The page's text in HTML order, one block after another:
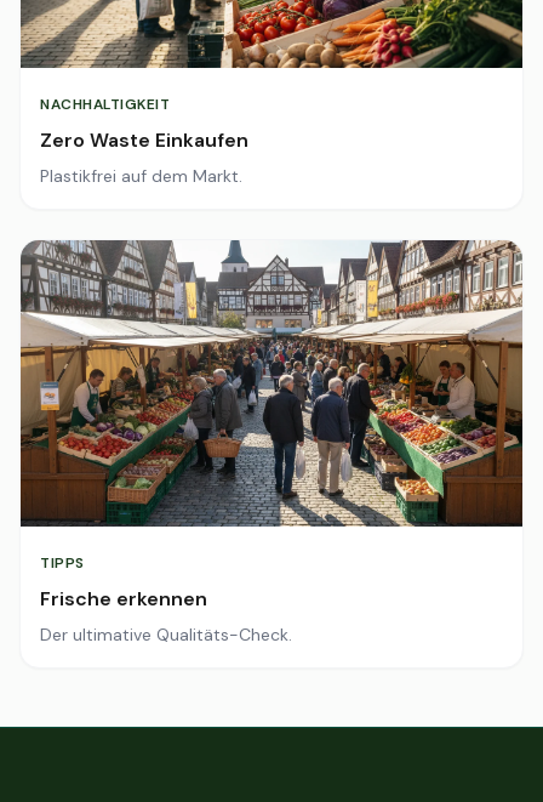
NACHHALTIGKEIT
Zero Waste Einkaufen
Plastikfrei auf dem Markt.
TIPPS
Frische erkennen
Der ultimative Qualitäts-Check.